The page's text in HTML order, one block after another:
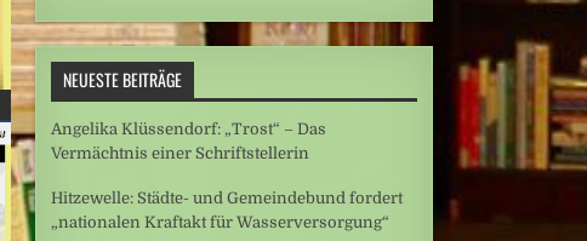
NEUESTE BEITRÄGE
Angelika Klüssendorf: „Trost“ – Das
Vermächtnis einer Schriftstellerin
Hitzewelle: Städte- und Gemeindebund fordert
„nationalen Kraftakt für Wasserversorgung“